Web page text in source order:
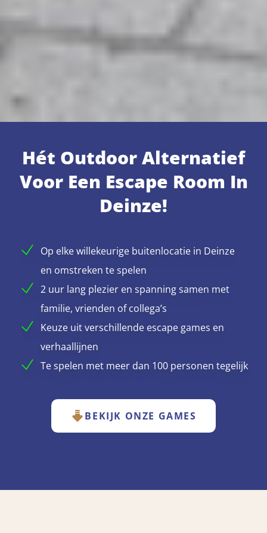
Hét Outdoor Alternatief
Voor Een Escape Room In
Deinze!
Op elke willekeurige buitenlocatie in Deinze
en omstreken te spelen
2 uur lang plezier en spanning samen met
familie, vrienden of collega’s
Keuze uit verschillende escape games en
verhaallijnen
Te spelen met meer dan 100 personen tegelijk
BEKIJK ONZE GAMES